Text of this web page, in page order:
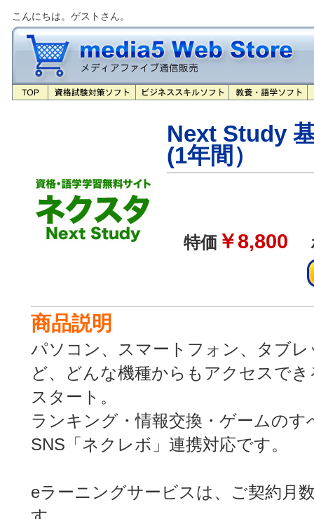
こんにちは。ゲストさん。
Next Study
(1年間）
特価 ￥8,800
商品説明
パソコン、スマートフォン、タブレ
ど、どんな機種からもアクセスで
スタート。
ランキング・情報交換・ゲームの
SNS「ネクレボ」連携対応です。
eラーニングサービスは、ご契約月